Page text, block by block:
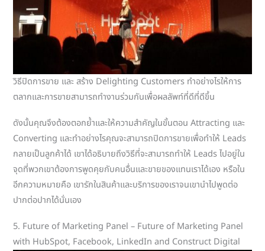
วิธีปิดการขาย และ สร้าง Delighting Customers ทำอย่างไรให้การ
ตลากและการขายสามารถทำงานร่วมกันเพื่อผลลัพท์ที่ดีที่ดีขึ้น
ดังนั้นคุณจึงต้องตอกย้ำและให้ความสำคัญในขั้นตอน Attracting และ
Converting และทำอย่างไรคุณจะสามารถปิดการขายเพื่อทำให้ Leads
กลายเป็นลูกค้าได้ เขาได้อธิบายถึงวิธีที่จะสามารถทำให้ Leads ไปอยู่ใน
จุดที่พวกเขาต้องการพูดคุยกับคนอื่นและขายของแทนเราได้เอง หรือใน
อีกความหมายคือ เขารักในสินค้าและบริการของเราจนเขานำไปพูดต่อ
ปากต่อปากได้นั่นเอง
5. Future of Marketing Panel – Future of Marketing Panel
with HubSpot, Facebook, LinkedIn and Construct Digital